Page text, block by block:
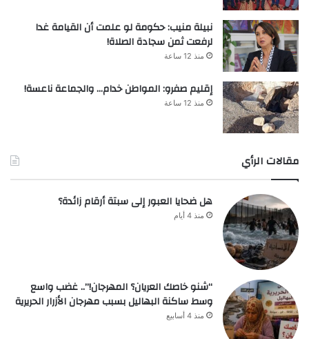
نبيلة منيب: حكومة لو علمت أن القيامة غدا
لرفعت ثمن سجادة الصلاة!
منذ 12 ساعة
إقليم صفرو: المواطن خدام… والجماعة ناعسة!
منذ 12 ساعة
مقالات الرأي
هل ضحايا العبور إلى سبتة أرقام زائدة؟
منذ 4 أيام
“شنو خاصك العريان؟ المهرجان!”.. غضب واسع
وسط ساكنة البهاليل بسبب مهرجان الأزرار الحريرية
منذ 4 أسابيع